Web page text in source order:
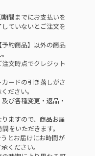
間までにお支払いを
ていないとご注文を
約商品】以外の商品
文時点でクレジット
ードの引き落しがさ
ださい。
び各種変更・返品・
ますので、商品お届
をいただきます。
とお届けにお時間が
ください。